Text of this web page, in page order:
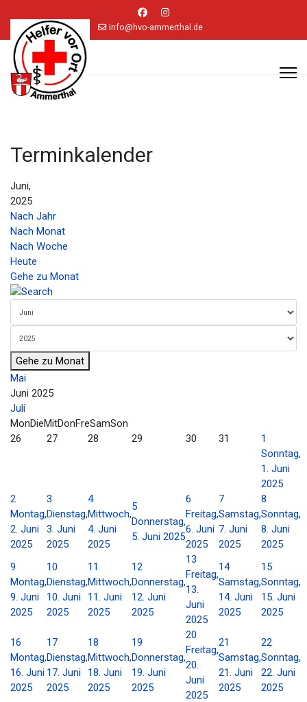
info@hvo-ammerthal.de
Terminkalender
Juni,
2025
Nach Jahr
Nach Monat
Nach Woche
Heute
Gehe zu Monat
Gehe zu Monat
Mai
Juni 2025
Juli
MonDieMitDonFreSamSon
26
27 28 29 30 31
1
Sonntag,
1. Juni
2025
2
Montag,
2. Juni
2025
3
Dienstag,
3. Juni
2025
4
Mittwoch,
4. Juni
2025
5
Donnerstag,
5. Juni 2025
6
Freitag,
6. Juni
2025
7
Samstag,
7. Juni
2025
8
Sonntag,
8. Juni
2025
9
Montag,
9. Juni
2025
10
Dienstag,
10. Juni
2025
11
Mittwoch,
11. Juni
2025
12
Donnerstag,
12. Juni
2025
13
Freitag,
13.
Juni
2025
14
Samstag,
14. Juni
2025
15
Sonntag,
15. Juni
2025
16
Montag,
16. Juni
2025
17
Dienstag,
17. Juni
2025
18
Mittwoch,
18. Juni
2025
19
Donnerstag,
19. Juni
2025
20
Freitag,
20.
Juni
2025
21
Samstag,
21. Juni
2025
22
Sonntag,
22. Juni
2025